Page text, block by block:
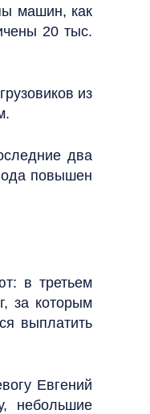
машин, как
20 тыс.
из
два
повышен
в третьем
за которым
выплатить
Евгений
небольшие